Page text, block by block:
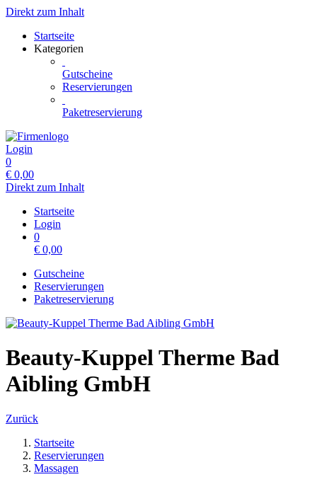
Direkt zum Inhalt
Startseite
Kategorien
Gutscheine
Reservierungen
Paketreservierung
Login
0
€ 0,00
Direkt zum Inhalt
Startseite
Login
0
€ 0,00
Gutscheine
Reservierungen
Paketreservierung
Beauty-Kuppel Therme Bad
Aibling GmbH
Zurück
Startseite
Reservierungen
Massagen